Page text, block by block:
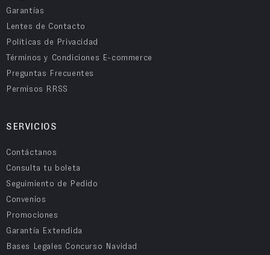
Garantías
Lentes de Contacto
Políticas de Privacidad
Términos y Condiciones E-commerce
Preguntas Frecuentes
Permisos RRSS
SERVICIOS
Contáctanos
Consulta tu boleta
Seguimiento de Pedido
Convenios
Promociones
Garantía Extendida
Bases Legales Concurso Navidad